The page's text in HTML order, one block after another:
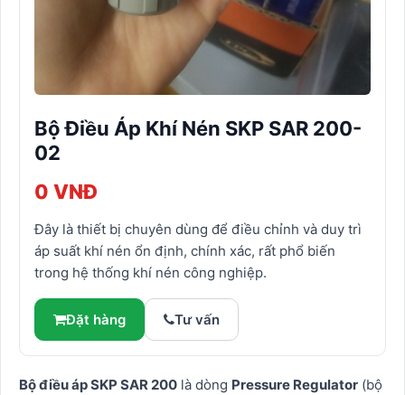
Bộ Điều Áp Khí Nén SKP SAR 200-
02
0 VNĐ
Đây là thiết bị chuyên dùng để điều chỉnh và duy trì
áp suất khí nén ổn định, chính xác, rất phổ biến
trong hệ thống khí nén công nghiệp.
Đặt hàng Tư vấn
Bộ điều áp SKP SAR 200 là dòng Pressure Regulator (bộ